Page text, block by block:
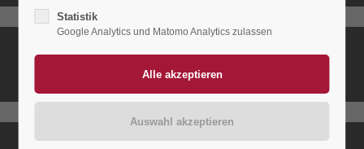
Anmelden
Register|Lost your password?
Support
Lorem ipsum dolor sit amet:
Ambulanter
Statistik
Google Analytics und Matomo Analytics zulassen